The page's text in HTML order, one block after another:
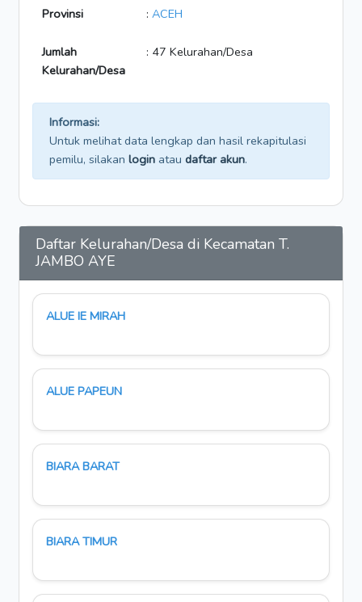
Provinsi : ACEH
Jumlah
Kelurahan/Desa
: 47 Kelurahan/Desa
Informasi:
Untuk melihat data lengkap dan hasil rekapitulasi
pemilu, silakan login atau daftar akun.
Daftar Kelurahan/Desa di Kecamatan T.
JAMBO AYE
ALUE IE MIRAH
ALUE PAPEUN
BIARA BARAT
BIARA TIMUR